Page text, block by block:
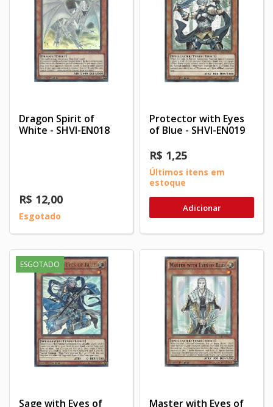
Dragon Spirit of
White - SHVI-EN018
R$ 12,00
Esgotado
Protector with Eyes
of Blue - SHVI-EN019
R$ 1,25
Últimos itens em
estoque
Adicionar
ESGOTADO
Sage with Eyes of
Master with Eyes of